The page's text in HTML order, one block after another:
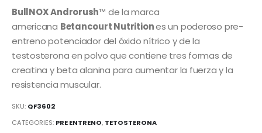
BullNOX Androrush™ de la marca
americana Betancourt Nutritiones un poderoso pre-
entreno potenciador del óxido nítrico y de la
testosterona en polvo que contiene tres formas de
creatina y beta alanina para aumentar la fuerza y la
resistencia muscular.
SKU: QF3602
CATEGORIES: PRE ENTRENO, TETOSTERONA